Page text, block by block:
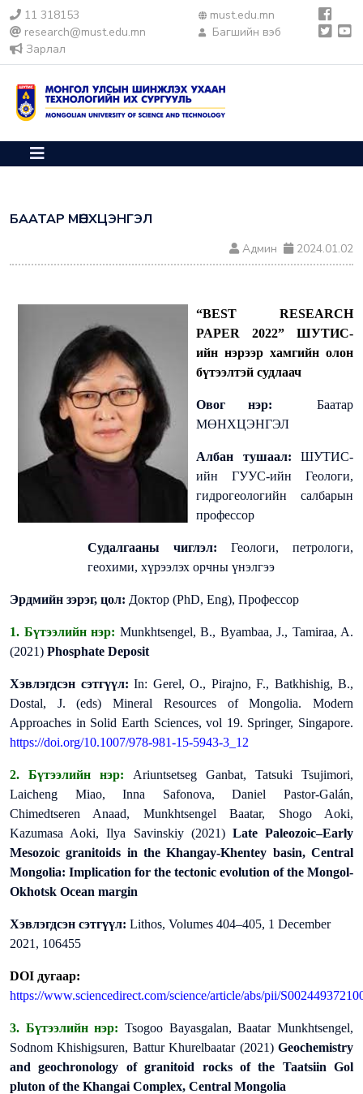
11 318153
research@must.edu.mn
Зарлал
must.edu.mn
Багшийн вэб
БААТАР МӨНХЦЭНГЭЛ
Админ 2024.01.02
“BEST RESEARCH
PAPER 2022” ШУТИС-
ийн нэрээр хамгийн олон
бүтээлтэй судлаач
Овог нэр:
Баатар
МӨНХЦЭНГЭЛ
Албан тушаал:
ШУТИС-
ийн ГУУС-ийн Геологи,
гидрогеологийн салбарын
профессор
Судалгааны чиглэл:
Геологи, петрологи,
геохими, хүрээлэх орчны үнэлгээ
Эрдмийн зэрэг, цол: Доктор (PhD, Eng), Профессор
1. Бүтээлийн нэр: Munkhtsengel, B., Byambaa, J., Tamiraa, A.
(2021) Phosphate Deposit
Хэвлэгдсэн сэтгүүл: In: Gerel, O., Pirajno, F., Batkhishig, B.,
Dostal, J. (eds) Mineral Resources of Mongolia. Modern
Approaches in Solid Earth Sciences, vol 19. Springer, Singapore.
https://doi.org/10.1007/978-981-15-5943-3_12
2. Бүтээлийн нэр:
Ariuntsetseg Ganbat, Tatsuki Tsujimori,
Laicheng Miao, Inna Safonova, Daniel Pastor-Galán,
Chimedtseren Anaad, Munkhtsengel Baatar, Shogo Aoki,
Kazumasa Aoki, Ilya Savinskiy (2021) Late Paleozoic–Early
Mesozoic granitoids in the Khangay-Khentey basin, Central
Mongolia: Implication for the tectonic evolution of the Mongol-
Okhotsk Ocean margin
Хэвлэгдсэн сэтгүүл: Lithos, Volumes 404–405, 1 December
2021, 106455
DOI дугаар:
https://www.sciencedirect.com/science/article/abs/pii/
3. Бүтээлийн нэр: Tsogoo Bayasgalan, Baatar Munkhtsengel,
Sodnom Khishigsuren, Battur Khurelbaatar (2021) Geochemistry
and geochronology of granitoid rocks of the Taatsiin Gol
pluton of the Khangai Complex, Central Mongolia